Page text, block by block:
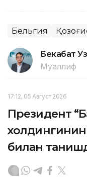
Бельгия
Бекабат
Муаллиф
17:12, 05 Август 2026
Президент
билан